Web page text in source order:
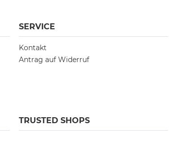
SERVICE
Kontakt
Antrag auf Widerruf
TRUSTED SHOPS